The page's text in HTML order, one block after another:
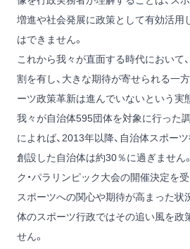
増進や社会発展に政策として有効活用
はできません。
これから我々が直面する時代において
割を有し、大きな期待が寄せられる一
ーツ政策革新は進んでいないという実
我々が自治体595団体を対象に行った
によれば、2013年以降、自治体スポー
創設した自治体は約30％に過ぎません
ク・パラリンピック大会の開催決定を受
スポーツへの関心や期待が高まった状
体のスポーツ行政ではその追い風を政
せん。